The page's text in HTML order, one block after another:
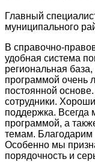
Главный
муниципального
В справочно-
удобная система
региональная
программой очень
постоянной
сотрудники.
поддержка. Всегда
программой, а
темам. Благодарим
Особенно мы
порядочность и